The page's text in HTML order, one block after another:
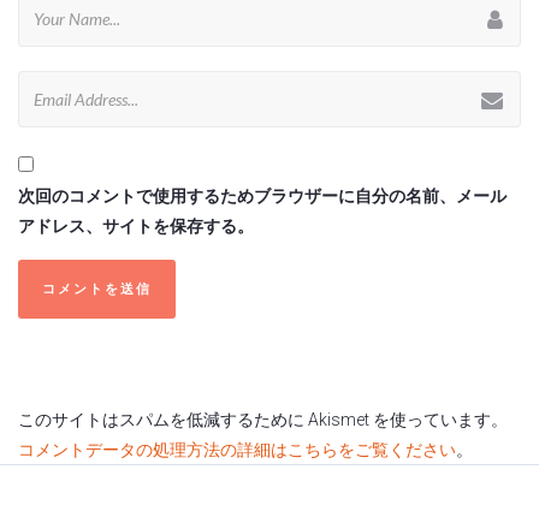
次回のコメントで使用するためブラウザーに自分の名前、メール
アドレス、サイトを保存する。
このサイトはスパムを低減するために Akismet を使っています。
コメントデータの処理方法の詳細はこちらをご覧ください。